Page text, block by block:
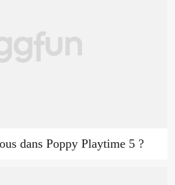
dans Poppy Playtime 5 ?